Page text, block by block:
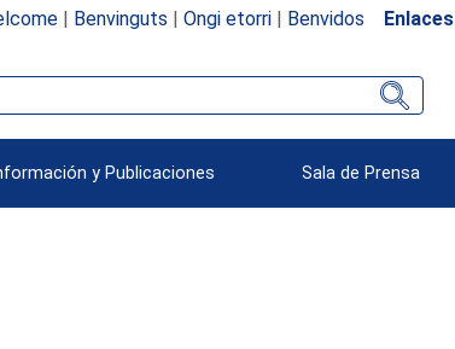
| Benvinguts | Ongi etorri| Benvidos Enlaces
y Publicaciones Sala de Prensa